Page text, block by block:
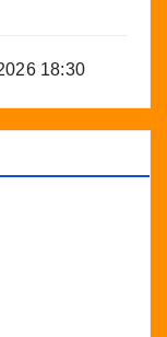
18:30